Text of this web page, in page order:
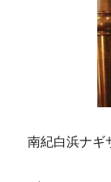
南紀白浜ナギ